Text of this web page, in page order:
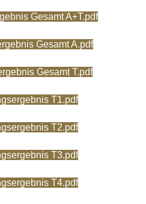
Gesamt A+T.pdf
Gesamt A.pdf
Gesamt T.pdf
T1.pdf
T2.pdf
T3.pdf
T4.pdf